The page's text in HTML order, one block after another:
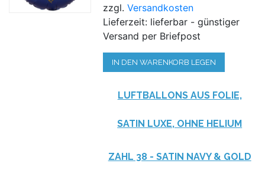
zzgl.Versandkosten
Lieferzeit: lieferbar - günstiger
Versand per Briefpost
IN DEN WARENKORB LEGEN
LUFTBALLONS AUS FOLIE,
SATIN LUXE, OHNE HELIUM
ZAHL 38 - SATIN NAVY & GOLD